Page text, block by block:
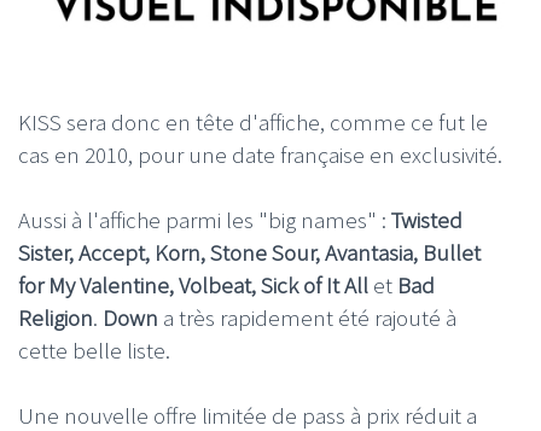
KISS sera donc en tête d'affiche, comme ce fut le
cas en 2010, pour une date française en exclusivité.
Aussi à l'affiche parmi les "big names" : Twisted
Sister, Accept, Korn, Stone Sour, Avantasia, Bullet
for My Valentine, Volbeat, Sick of It All et Bad
Religion. Down a très rapidement été rajouté à
cette belle liste.
Une nouvelle offre limitée de pass à prix réduit a